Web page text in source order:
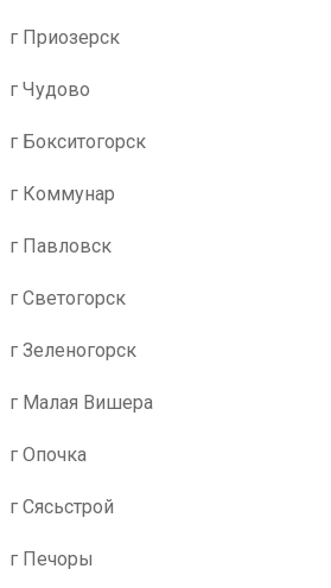
г Приозерск
г Чудово
г Бокситогорск
г Коммунар
г Павловск
г Светогорск
г Зеленогорск
г Малая Вишера
г Опочка
г Сясьстрой
г Печоры